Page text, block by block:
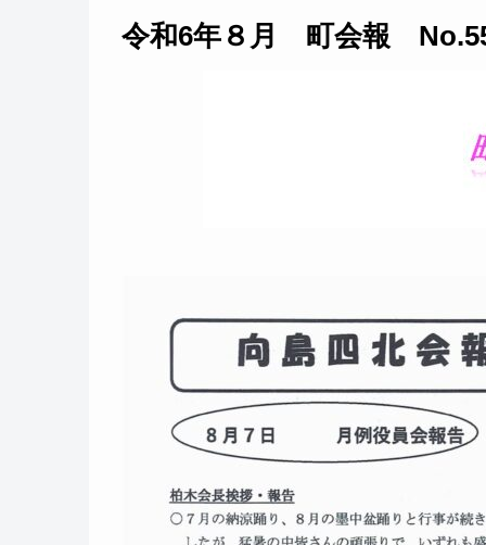
令和6年８月 町会報